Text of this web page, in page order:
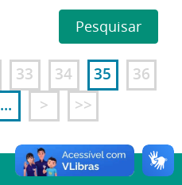
Pesquisar
33 34 35
36
... > >>